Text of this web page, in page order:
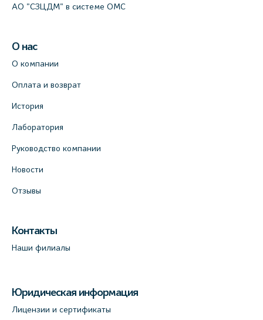
АО "СЗЦДМ" в системе ОМС
О нас
О компании
Оплата и возврат
История
Лаборатория
Руководство компании
Новости
Отзывы
Контакты
Наши филиалы
Юридическая информация
Лицензии и сертификаты